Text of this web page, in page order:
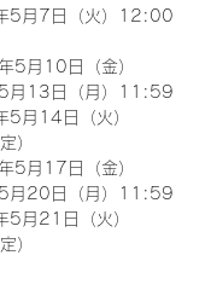
5月7日（火）12:00
5月10日（金）
月13日（月）11:59
5月14日（火）
）
5月17日（金）
月20日（月）11:59
5月21日（火）
）